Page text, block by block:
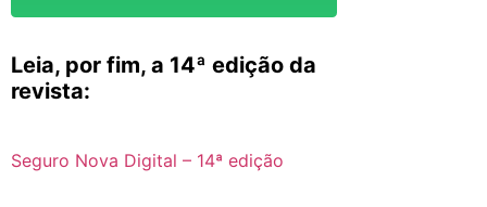
Leia, por fim, a 14ª edição da
revista:
Seguro Nova Digital – 14ª edição